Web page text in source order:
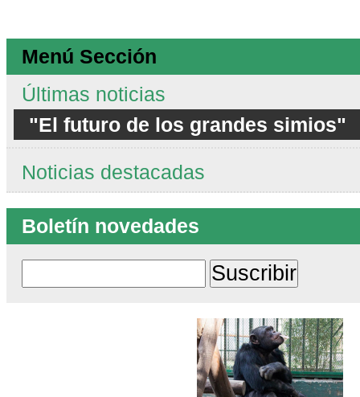
Menú Sección
Últimas noticias
"El futuro de los grandes simios"
Noticias destacadas
Boletín novedades